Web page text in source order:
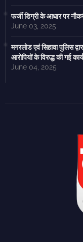
फर्जी डिग्री के आधार पर
June 03, 2025
मगरलोड एवं सिहावा पुलिस
आरोपियों के विरुद्ध की गई
June 04, 2025